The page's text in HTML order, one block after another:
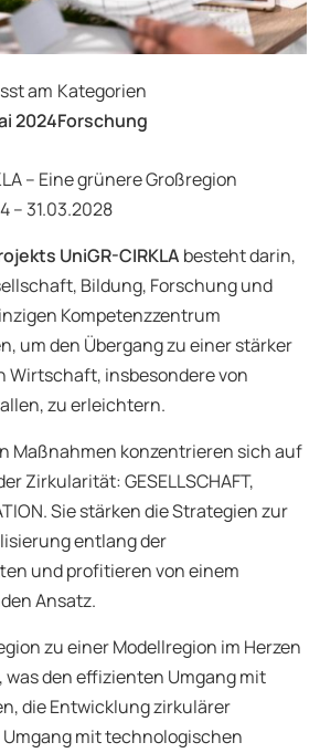
am
2024
Kategorien
Forschung
– Eine grünere Großregion
– 31.03.2028
UniGR-CIRKLA besteht darin,
Bildung, Forschung und
Kompetenzzentrum
um den Übergang zu einer stärker
insbesondere von
zu erleichtern.
Maßnahmen konzentrieren sich auf
Zirkularität: GESELLSCHAFT,
Sie stärken die Strategien zur
entlang der
und profitieren von einem
Ansatz.
zu einer Modellregion im Herzen
was den effizienten Umgang mit
die Entwicklung zirkulärer
mit technologischen